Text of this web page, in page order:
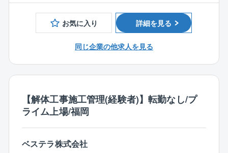
だ、現状の教育体制には改善の余地があると認識して
おり、より良い仕組みを作るべく継続的にアップデー
トを進めています。
＜プラント解体に特化した唯一の東証プライム上場企
業／17の特許を取得＞
「つくった人には壊せない」をコンセプトに、建造手
工法を確立。 リンゴ皮むき工法をはじめ17の特許を取
得しており、NHKなどのメディアでも取材実績多数。
【同社の特徴：働きやすさ】
■残業25時間程度
■施工は日中のみ
■所定労働は7時間20分で18～19時帰宅
【やりがい】
⇒解体では区画ごとではなく、1つの工事を丸ごと請負
うほか、解体工法に決まりはありません。そのため、
事例を参考にしつつも、どのように工事を進めるか0か
ら考えたり、自身の意見が反映されやすかったりと自
お気に入り 詳細を見る
同じ企業の他求人を見る
【解体工事施工管理(経験者)】転勤なし/プ
ライム上場/福岡
ベステラ株式会社